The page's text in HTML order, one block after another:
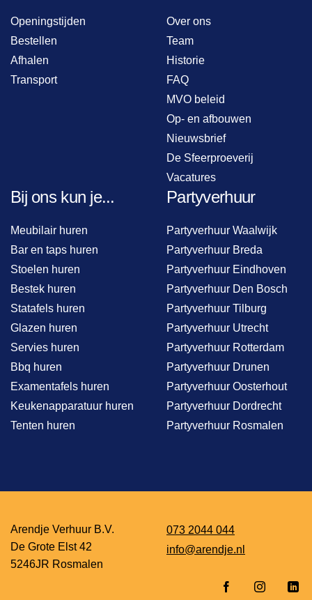
Openingstijden
Bestellen
Afhalen
Transport
Over ons
Team
Historie
FAQ
MVO beleid
Op- en afbouwen
Nieuwsbrief
De Sfeerproeverij
Vacatures
Bij ons kun je...
Meubilair huren
Bar en taps huren
Stoelen huren
Bestek huren
Statafels huren
Glazen huren
Servies huren
Bbq huren
Examentafels huren
Keukenapparatuur huren
Tenten huren
Partyverhuur
Partyverhuur Waalwijk
Partyverhuur Breda
Partyverhuur Eindhoven
Partyverhuur Den Bosch
Partyverhuur Tilburg
Partyverhuur Utrecht
Partyverhuur Rotterdam
Partyverhuur Drunen
Partyverhuur Oosterhout
Partyverhuur Dordrecht
Partyverhuur Rosmalen
Arendje Verhuur B.V.
De Grote Elst 42
5246JR Rosmalen
073 2044 044
info@arendje.nl